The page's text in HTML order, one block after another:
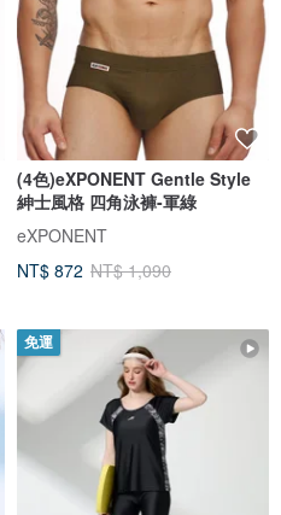
(4色)eXPONENT Gentle Style
紳士風格 四角泳褲-軍綠
eXPONENT
NT$ 872 NT$ 1,090
免運